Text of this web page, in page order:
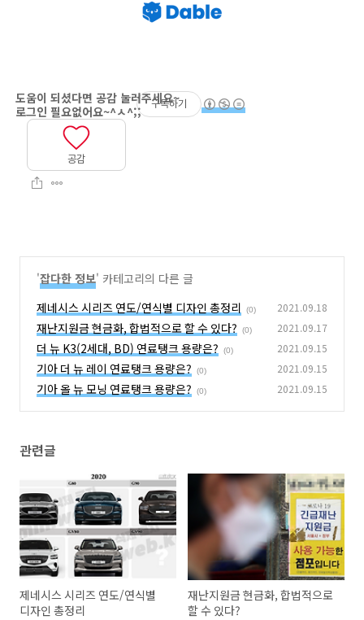
공감
구독하기
'잡다한 정보' 카테고리의 다른 글
제네시스 시리즈 연도/연식별 디자인 총정리
(0) 2021.09.18
재난지원금 현금화, 합법적으로 할 수 있다? (0) 2021.09.17
더 뉴 K3(2세대, BD) 연료탱크 용량은? (0) 2021.09.15
기아 더 뉴 레이 연료탱크 용량은? (0) 2021.09.15
기아 올 뉴 모닝 연료탱크 용량은? (0) 2021.09.15
관련글
제네시스 시리즈 연도/연식별
디자인 총정리
재난지원금 현금화, 합법적으로
할 수 있다?